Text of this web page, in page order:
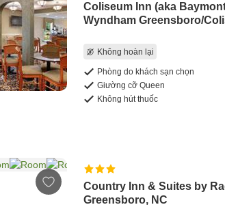
Coliseum Inn (aka
Wyndham Greensboro/
Không hoàn lại
Phòng do khách sạn chọn
Giường cỡ Queen
Không hút thuốc
Country Inn & Suites by
Greensboro, NC